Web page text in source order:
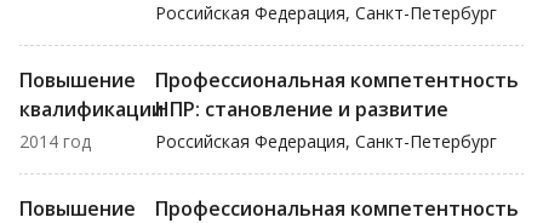
Российская Федерация, Санкт-Петербург
Повышение
квалификации
2014 год
Профессиональная компетентность
НПР: становление и развитие
Российская Федерация, Санкт-Петербург
Повышение
Профессиональная компетентность